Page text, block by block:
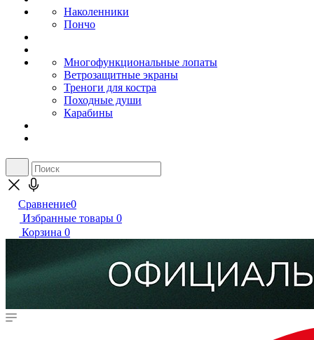
Наколенники
Пончо
Многофункциональные лопаты
Ветрозащитные экраны
Треноги для костра
Походные души
Карабины
Сравнение0
Избранные товары 0
Корзина 0